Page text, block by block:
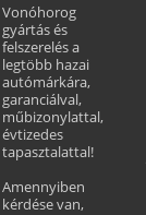
Vonóhorog
gyártás és
felszerelés a
legtöbb hazai
autómárkára,
garanciálval,
műbizonylattal,
évtizedes
tapasztalattal!
Amennyiben
kérdése van,